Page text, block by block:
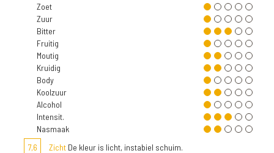
Zoet
Zuur
Bitter
Fruitig
Moutig
Kruidig
Body
Koolzuur
Alcohol
Intensit.
Nasmaak
7,6
Zicht De kleur is licht, instabiel schuim.